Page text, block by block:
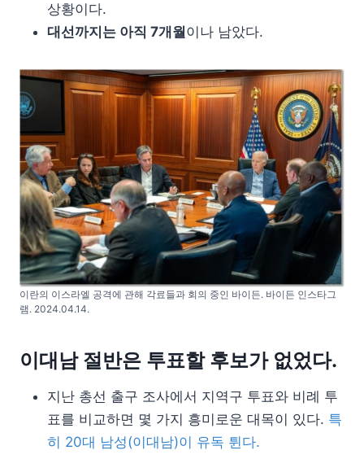
상황이다.
대선까지는 아직 7개월 이나 남았다.
이란의 이스라엘 공격에 관해 각료들과 회의 중인 바이든. 바이든 인스타그
램. 2024.04.14.
이대남 절반은 투표할 후보가 없었다.
지난 총선 출구 조사에서 지역구 투표와 비례 투
표를 비교하면 몇 가지 흥미로운 대목이 있다. 특
히 20대 남성(이대남)이 유독 튄다.